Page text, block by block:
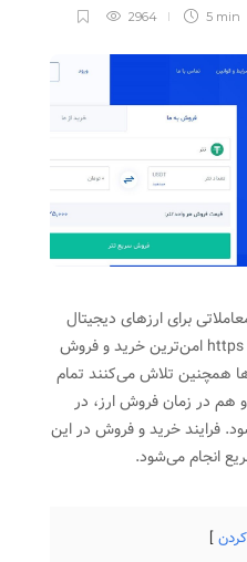
5 min
2964
معاملاتی برای ارزهای دیجیتال
است. آن‌ها با استفاده از پروتکل https امن‌ترین خرید و فروش
همچنین تلاش می‌کنند تمام
هم در زمان فروش ارز، در
شود. فرایند خرید و فروش در این
انجام می‌شود.